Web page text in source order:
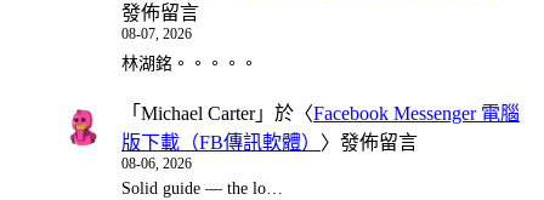
發佈留言
08-07, 2026
林湖銘。。。。。
「 Michael Carter」於〈Facebook Messenger 電腦
版下載（FB傳訊軟體） 〉發佈留言
08-06, 2026
Solid guide — the lo…